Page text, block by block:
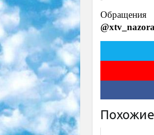
Обращения